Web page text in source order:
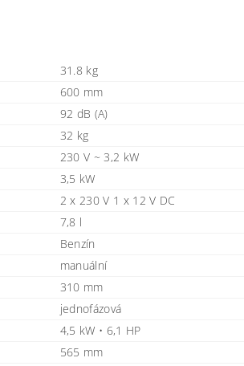
31.8 kg
600 mm
92 dB (A)
32 kg
230 V ~ 3,2 kW
3,5 kW
2 x 230 V 1 x 12 V DC
7,8 l
Benzín
manuální
310 mm
jednofázová
4,5 kW • 6,1 HP
565 mm